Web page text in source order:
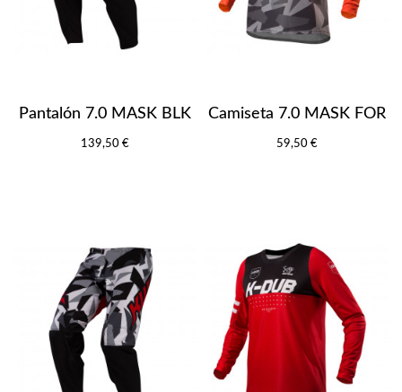
Pantalón 7.0 MASK BLK
139,50 €
Camiseta 7.0 MASK FOR
59,50 €